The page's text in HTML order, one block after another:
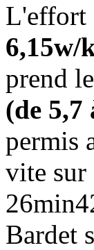
L'effort
6,15w/
prend
(de 5,7
permis
vite sur
Bardet